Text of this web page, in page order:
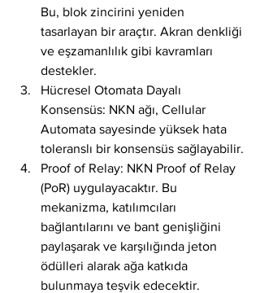
Bu, blok zincirini yeniden
tasarlayan bir araçtır. Akran denkliği
ve eşzamanlılık gibi kavramları
destekler.
Hücresel Otomata Dayalı
Konsensüs: NKN ağı, Cellular
Automata sayesinde yüksek hata
toleranslı bir konsensüs sağlayabilir.
Proof of Relay: NKN Proof of Relay
(PoR) uygulayacaktır. Bu
mekanizma, katılımcıları
bağlantılarını ve bant genişliğini
paylaşarak ve karşılığında jeton
ödülleri alarak ağa katkıda
bulunmaya teşvik edecektir.